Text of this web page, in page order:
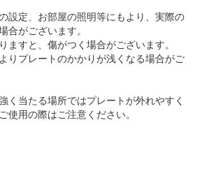
設定、お部屋の照明等にもより、実際の
合がございます。
ますと、傷がつく場合がございます。
りプレートのかかりが浅くなる場合がご
く当たる場所ではプレートが外れやすく
使用の際はご注意ください。